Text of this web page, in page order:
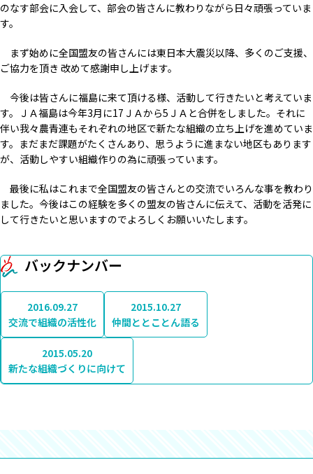
のなす部会に入会して、部会の皆さんに教わりながら日々頑張っていま
す。
まず始めに全国盟友の皆さんには東日本大震災以降、多くのご支援、
ご協力を頂き 改めて感謝申し上げます。
今後は皆さんに福島に来て頂ける様、活動して行きたいと考えていま
す。ＪＡ福島は今年3月に17ＪＡから5ＪＡと合併をしました。それに
伴い我々農青連もそれぞれの地区で新たな組織の立ち上げを進めていま
す。まだまだ課題がたくさんあり、思うように進まない地区もあります
が、活動しやすい組織作りの為に頑張っています。
最後に私はこれまで全国盟友の皆さんとの交流でいろんな事を教わり
ました。今後はこの経験を多くの盟友の皆さんに伝えて、活動を活発に
して行きたいと思いますのでよろしくお願いいたします。
バックナンバー
2016.09.27
交流で組織の活性化
2015.10.27
仲間ととことん語る
2015.05.20
新たな組織づくりに向けて